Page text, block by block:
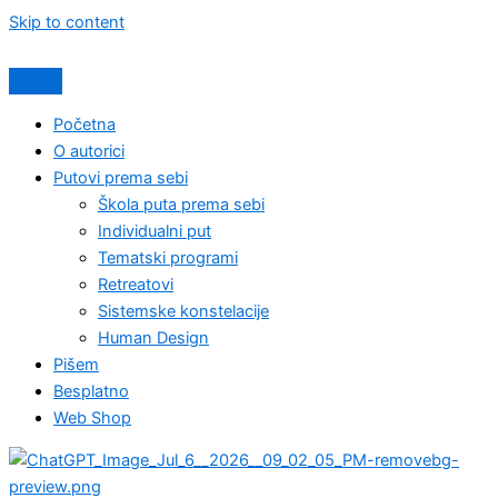
Skip to content
Početna
O autorici
Putovi prema sebi
Škola puta prema sebi
Individualni put
Tematski programi
Retreatovi
Sistemske konstelacije
Human Design
Pišem
Besplatno
Web Shop